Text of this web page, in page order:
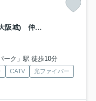
ソラシア京橋大阪城 (旧：ラクラス大阪城) 仲介手数料無料
ーク」駅 徒歩10分
CATV
光ファイバー